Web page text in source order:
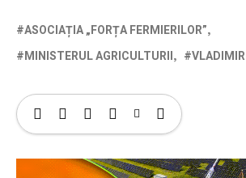
ASOCIAȚIA „FORȚA FERMIERILOR”
MINISTERUL AGRICULTURII